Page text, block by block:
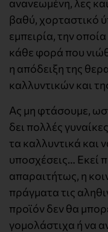
ανανεωμένη, λες
βαθύ, χορταστικό
εμπειρία, την
κάθε φορά που
η απόδειξη της
καλλυντικών και
Ας μη φτάσουμε,
δει πολλές
τα καλλυντικά και
υποσχέσεις… Εκεί
απαραιτήτως, η
πράγματα τις
προϊόν δεν θα
γομολάστιχα ή να